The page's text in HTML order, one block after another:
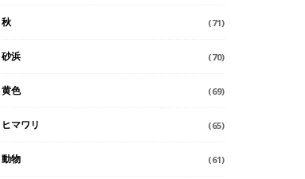
秋 (71)
砂浜 (70)
黄色 (69)
ヒマワリ (65)
動物 (61)